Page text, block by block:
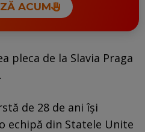
ACUM
pleca de la Slavia Praga
de 28 de ani își
echipă din Statele Unite